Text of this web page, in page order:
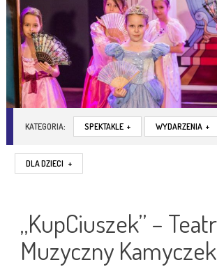
KATEGORIA: SPEKTAKLE + WYDARZENIA +
DLA DZIECI +
„KupCiuszek” –
Muzyczny Kamyczek